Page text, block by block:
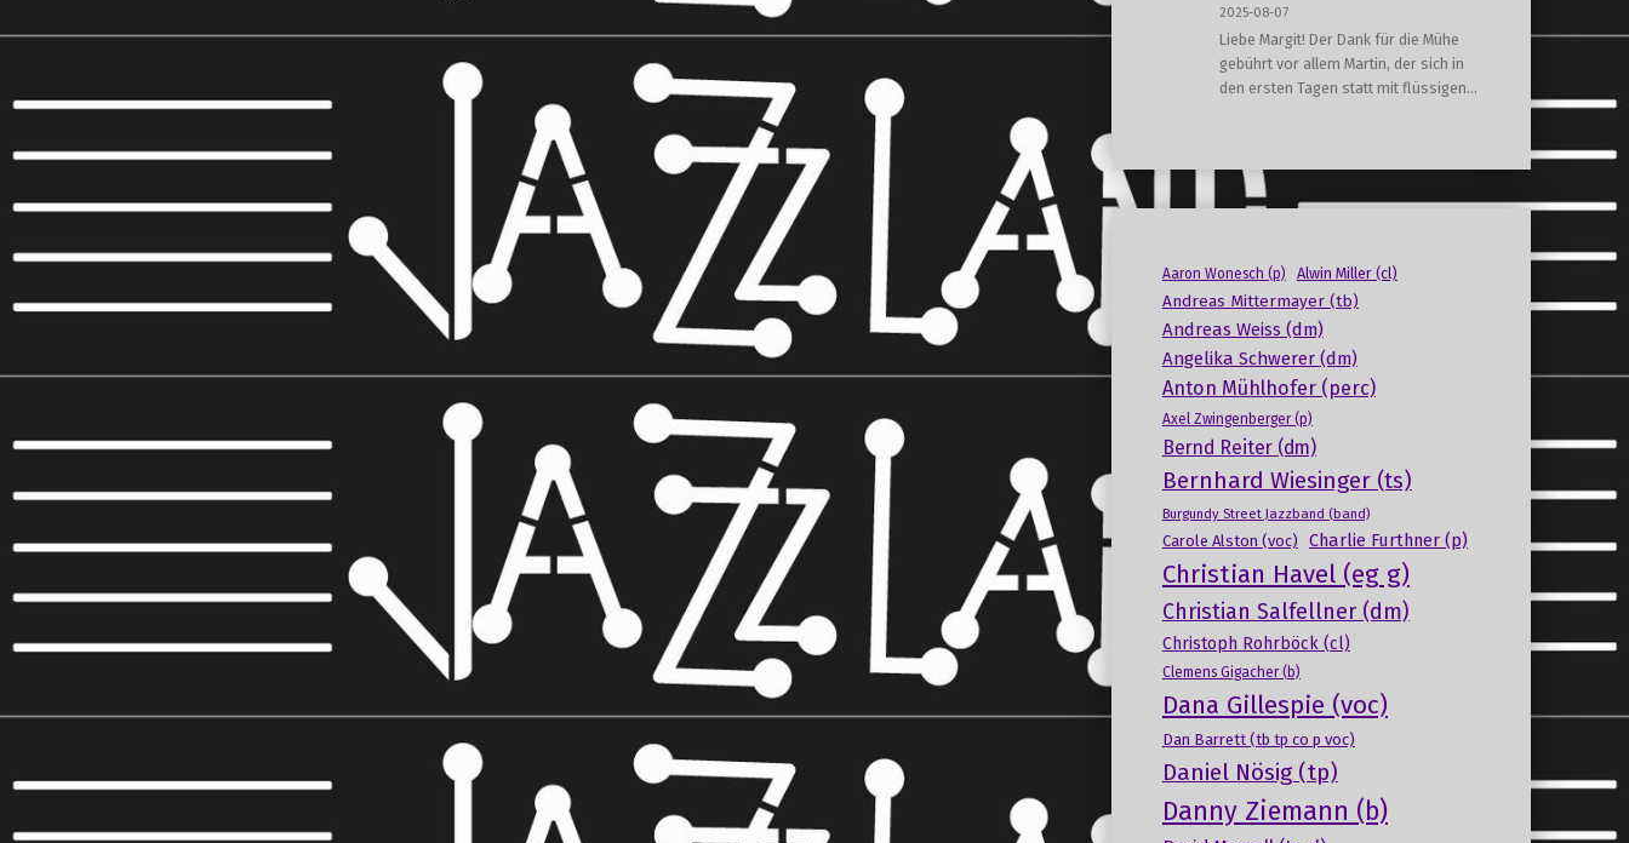
2025-08-07
Liebe Margit! Der Dank für die Mühe
gebührt vor allem Martin, der sich in
den ersten Tagen statt mit flüssigen…
Aaron Wonesch (p) Alwin Miller (cl)
Andreas Mittermayer (tb)
Andreas Weiss (dm)
Angelika Schwerer (dm)
Anton Mühlhofer (perc)
Axel Zwingenberger (p)
Bernd Reiter (dm)
Bernhard Wiesinger (ts)
Burgundy Street Jazzband (band)
Carole Alston (voc) Charlie Furthner (p)
Christian Havel (eg g)
Christian Salfellner (dm)
Christoph Rohrböck (cl)
Clemens Gigacher (b)
Dana Gillespie (voc)
Dan Barrett (tb tp co p voc)
Daniel Nösig (tp)
Danny Ziemann (b)